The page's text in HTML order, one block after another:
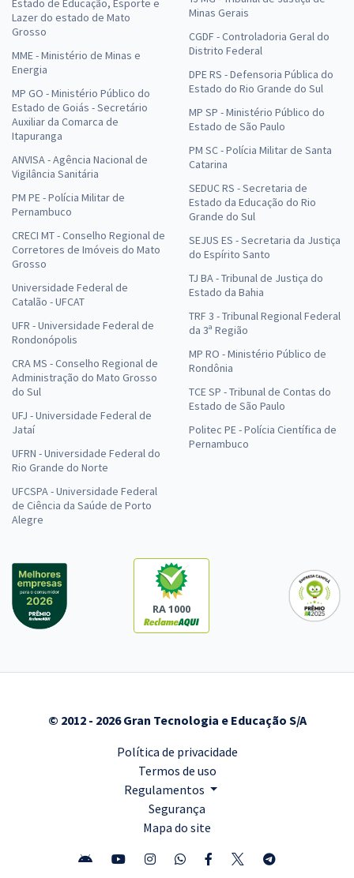
Estado de Educação, Esporte e
Lazer do estado de Mato
Grosso
MME - Ministério de Minas e
Energia
MP GO - Ministério Público do
Estado de Goiás - Secretário
Auxiliar da Comarca de
Itapuranga
ANVISA - Agência Nacional de
Vigilância Sanitária
PM PE - Polícia Militar de
Pernambuco
CRECI MT - Conselho Regional de
Corretores de Imóveis do Mato
Grosso
Universidade Federal de
Catalão - UFCAT
UFR - Universidade Federal de
Rondonópolis
CRA MS - Conselho Regional de
Administração do Mato Grosso
do Sul
UFJ - Universidade Federal de
Jataí
UFRN - Universidade Federal do
Rio Grande do Norte
UFCSPA - Universidade Federal
de Ciência da Saúde de Porto
Alegre
Minas Gerais
CGDF - Controladoria Geral do
Distrito Federal
DPE RS - Defensoria Pública do
Estado do Rio Grande do Sul
MP SP - Ministério Público do
Estado de São Paulo
PM SC - Polícia Militar de Santa
Catarina
SEDUC RS - Secretaria de
Estado da Educação do Rio
Grande do Sul
SEJUS ES - Secretaria da Justiça
do Espírito Santo
TJ BA - Tribunal de Justiça do
Estado da Bahia
TRF 3 - Tribunal Regional Federal
da 3ª Região
MP RO - Ministério Público de
Rondônia
TCE SP - Tribunal de Contas do
Estado de São Paulo
Politec PE - Polícia Científica de
Pernambuco
RA 1000
© 2012 - 2026 Gran Tecnologia e Educação S/A
Política de privacidade
Termos de uso
Regulamentos
Segurança
Mapa do site